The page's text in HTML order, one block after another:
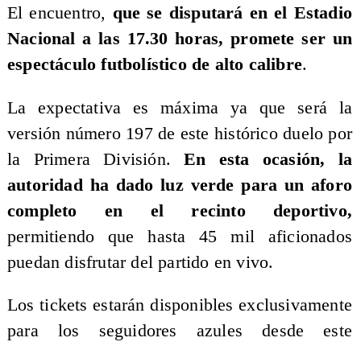
El encuentro, que se disputará en el Estadio
Nacional a las 17.30 horas, promete ser un
espectáculo futbolístico de alto calibre.
La expectativa es máxima ya que será la
versión número 197 de este histórico duelo por
la Primera División.En esta ocasión, la
autoridad ha dado luz verde para un aforo
completo en el recinto deportivo,
permitiendo que hasta 45 mil aficionados
puedan disfrutar del partido en vivo.
Los tickets estarán disponibles exclusivamente
para los seguidores azules desde este